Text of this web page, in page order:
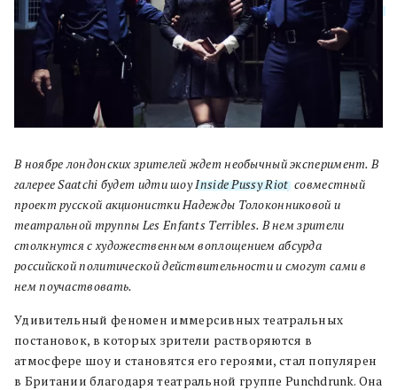
В ноябре лондонских зрителей ждет необычный эксперимент. В
галерее Saatchi будет идти шоуInside Pussy Riot, совместный
проект русской акционистки Надежды Толоконниковой и
театральной труппы Les Enfants Terribles. В нем зрители
столкнутся с художественным воплощением абсурда
российской политической действительности и смогут сами в
нем поучаствовать.
Удивительный феномен иммерсивных театральных
постановок, в которых зрители растворяются в
атмосфере шоу и становятся его героями, стал популярен
в Британии благодаря театральной группе Punchdrunk. Она